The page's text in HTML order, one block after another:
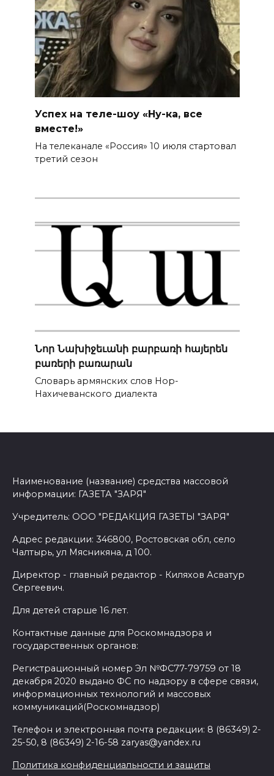
Успех на теле-шоу «Ну-ка, все
вместе!»
На телеканале «Россия» 10 июля стартовал
третий сезон
Նոր Նախիջեւանի բարբառի հայերեն
բառերի բառարան
Словарь армянских слов Нор-
Нахичеванского диалекта
Наименование (название) средства массовой
информации: ГАЗЕТА "ЗАРЯ"
Учредитель: ООО "РЕДАКЦИЯ ГАЗЕТЫ "ЗАРЯ"
Адрес редакции: 346800, Ростовская обл, село
Чалтырь, ул Мясникяна, д 100.
Директор - главный редактор - Киляхов Асватур
Сергеевич.
Для детей старше 16 лет.
Контактные данные для Роскомнадзора и
государственных органов:
Регистрационный номер Эл №ФС77-79759 от 18
декабря 2020 выдано ФС по надзору в сфере связи,
информационных технологий и массовых
коммуникаций(Роскомнадзор)
Телефон и электронная почта редакции: 8 (86349) 2-
25-50, 8 (86349) 2-16-58 zaryas@yandex.ru
Политика конфиденциальности и защиты